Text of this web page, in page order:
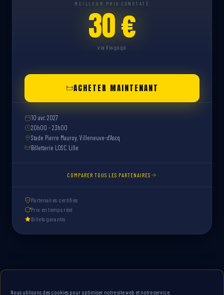
Nous utilisons des cookies pour optimiser notre site web et notre service.
MEILLEUR PRIX CONSTATÉ
30 €
via Viagogo
ACHETER MAINTENANT
10 avr. 2027
20h00 - 23h00
Stade Pierre Mauroy, Villeneuve-d'Ascq
Billetterie LOSC Lille
COMPARER TOUS LES PARTENAIRES
Partenaires certifiés
Prix en temps réel
Billets garantis